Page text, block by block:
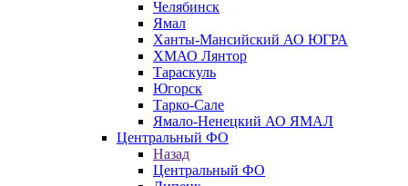
Челябинск
Ямал
Ханты-Мансийский АО ЮГРА
ХМАО Лянтор
Тараскуль
Югорск
Тарко-Сале
Ямало-Ненецкий АО ЯМАЛ
Центральный ФО
Назад
Центральный ФО